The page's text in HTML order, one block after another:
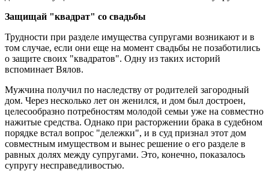
Защищай "квадрат" со свадьбы
Трудности при разделе имущества супругами возникают и в
том случае, если они еще на момент свадьбы не позаботились
о защите своих "квадратов". Одну из таких историй
вспоминает Вялов.
Мужчина получил по наследству от родителей загородный
дом. Через несколько лет он женился, и дом был достроен,
целесообразно потребностям молодой семьи уже на совместно
нажитые средства. Однако при расторжении брака в судебном
порядке встал вопрос "дележки", и в суд признал этот дом
совместным имуществом и вынес решение о его разделе в
равных долях между супругами. Это, конечно, показалось
супругу несправедливостью.